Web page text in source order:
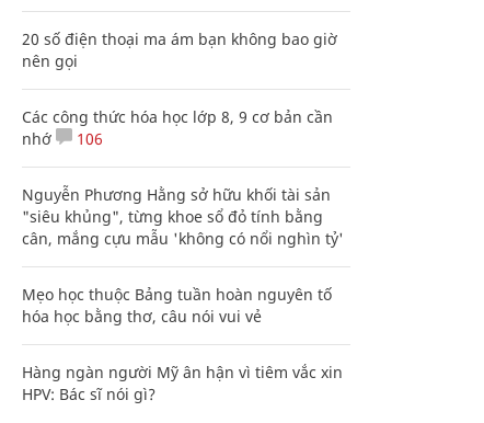
20 số điện thoại ma ám bạn không bao giờ
nên gọi
Các công thức hóa học lớp 8, 9 cơ bản cần
nhớ
106
Nguyễn Phương Hằng sở hữu khối tài sản
"siêu khủng", từng khoe sổ đỏ tính bằng
cân, mắng cựu mẫu 'không có nổi nghìn tỷ'
Mẹo học thuộc Bảng tuần hoàn nguyên tố
hóa học bằng thơ, câu nói vui vẻ
Hàng ngàn người Mỹ ân hận vì tiêm vắc xin
HPV: Bác sĩ nói gì?